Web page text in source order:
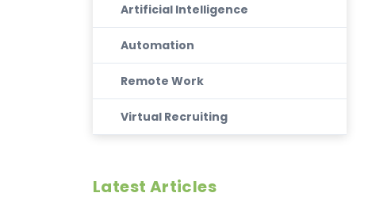
Artificial Intelligence
Automation
Remote Work
Virtual Recruiting
Latest Articles